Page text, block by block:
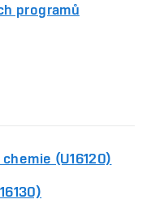
programů
(U16120)